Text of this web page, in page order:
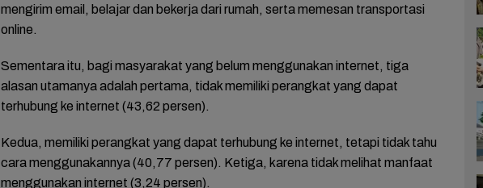
mengirim email, belajar dan bekerja dari rumah, serta memesan transportasi
online.
Sementara itu, bagi masyarakat yang belum menggunakan internet, tiga
alasan utamanya adalah pertama, tidak memiliki perangkat yang dapat
terhubung ke internet (43,62 persen).
Kedua, memiliki perangkat yang dapat terhubung ke internet, tetapi tidak tahu
cara menggunakannya (40,77 persen). Ketiga, karena tidak melihat manfaat
menggunakan internet (3,24 persen).